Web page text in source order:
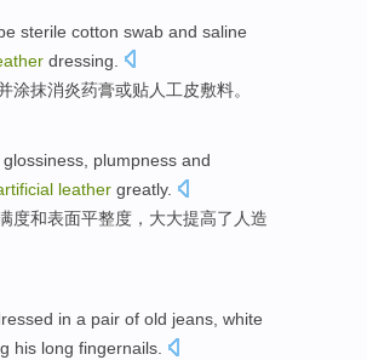
sterile cotton swab and saline
dressing
涂抹消炎药膏或贴人工皮敷料。
glossiness, plumpness and
leather greatly.
度和表面平整度 ，大大提高了 人造
in a pair of old jeans , white
his long fingernails